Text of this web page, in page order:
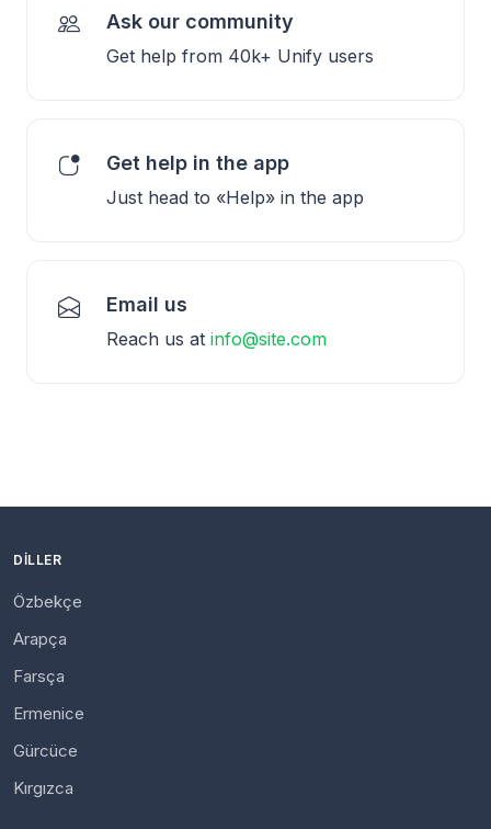
Ask our community
Get help from 40k+ Unify users
Get help in the app
Just head to «Help» in the app
Email us
Reach us at info@site.com
DILLER
Özbekçe
Arapça
Farsça
Ermenice
Gürcüce
Kırgızca